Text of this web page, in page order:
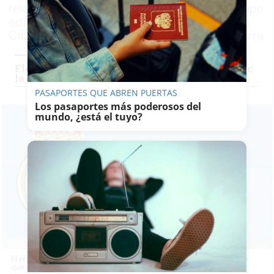
relevo en la presidencia no ejecutiva del grupo
editor. Ignacio Eyriès, exdirector general de
Caser durante 23 años, suple a Ignacio Ybarra
Florentino Pérez convoca elecciones y 'raja' de
la prensa: "Me voy a dar de baja de ABC"
El presidente del Madrid, Florentino Pérez, en rueda de prensa en la
que convoca elecciones.
PASAPORTES QUE ABREN PUERTAS
Los pasaportes más poderosos del
mundo, ¿está el tuyo?